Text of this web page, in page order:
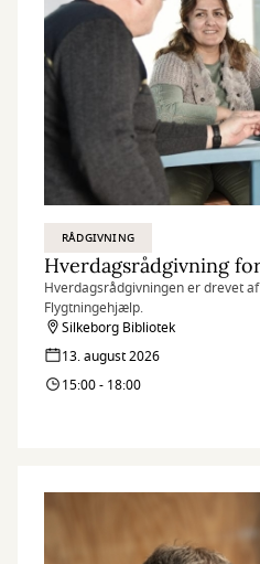
RÅDGIVNING
Hverdagsrådgivning
Hverdagsrådgivningen er drevet
Flygtningehjælp.
Silkeborg Bibliotek
13. august 2026
15:00 - 18:00